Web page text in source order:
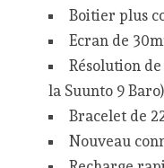
Boitier plus
Ecran de
Résolution
la Suunto 9 Baro)
Bracelet de
Nouveau